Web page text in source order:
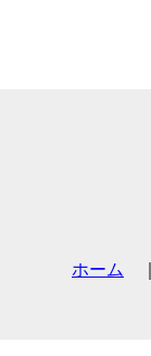
ホーム